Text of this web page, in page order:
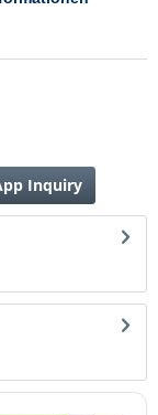
Inquiry